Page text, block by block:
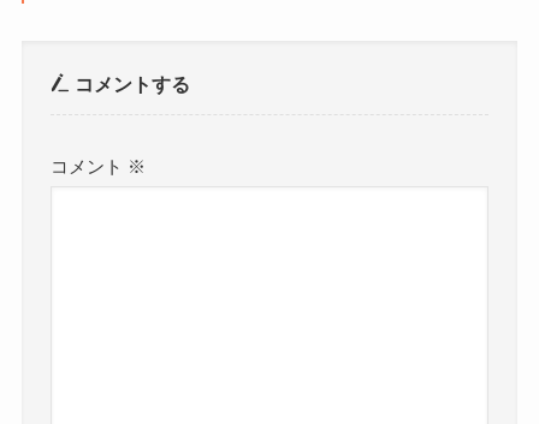
コメントする
コメント ※